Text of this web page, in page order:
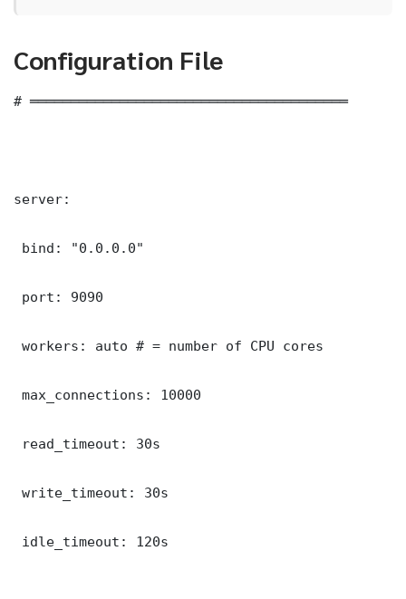
Configuration File
# ═══════════════════════════════════════
server:
bind: "0.0.0.0"
port: 9090
workers: auto # = number of CPU cores
max_connections: 10000
read_timeout: 30s
write_timeout: 30s
idle_timeout: 120s